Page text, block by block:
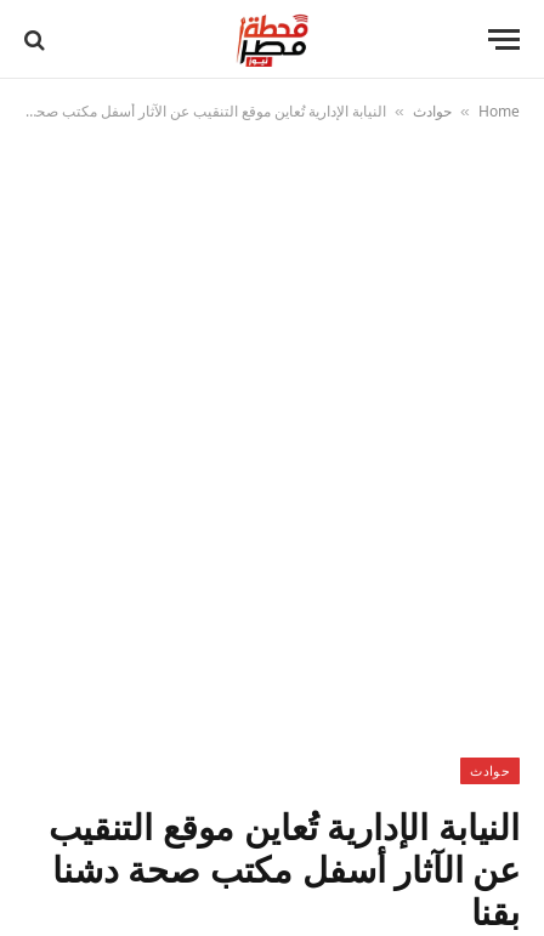
Home
» حوادث » النيابة الإدارية تُعاين موقع التنقيب عن الآثار أسفل مكتب صحة دشنا بقنا
حوادث
النيابة الإدارية تُعاين موقع التنقيب
عن الآثار أسفل مكتب صحة دشنا
بقنا